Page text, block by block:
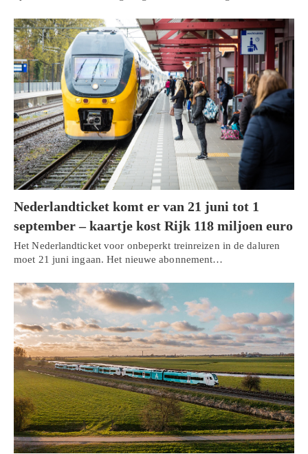
Nederlandticket komt er van 21 juni tot 1
september – kaartje kost Rijk 118 miljoen euro
Het Nederlandticket voor onbeperkt treinreizen in de daluren
moet 21 juni ingaan. Het nieuwe abonnement…